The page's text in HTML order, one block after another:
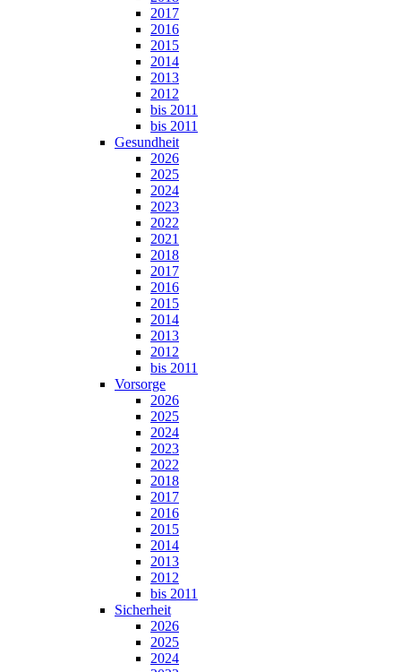
2017
2016
2015
2014
2013
2012
bis 2011
bis 2011
Gesundheit
2026
2025
2024
2023
2022
2021
2018
2017
2016
2015
2014
2013
2012
bis 2011
Vorsorge
2026
2025
2024
2023
2022
2018
2017
2016
2015
2014
2013
2012
bis 2011
Sicherheit
2026
2025
2024